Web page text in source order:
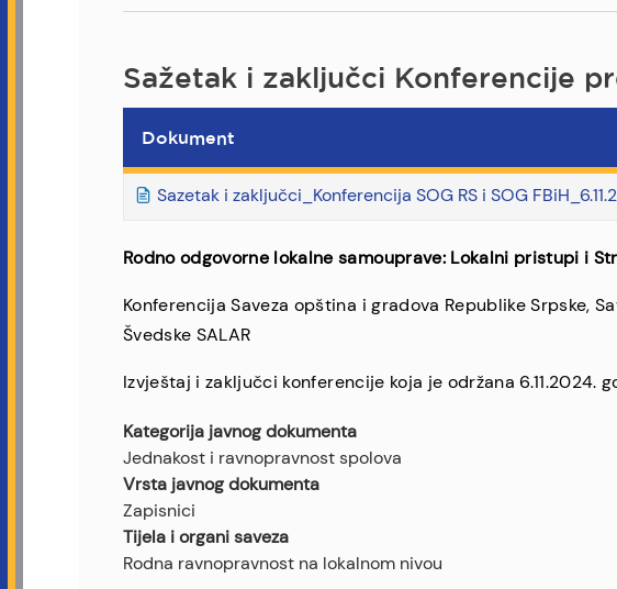
here
Sažetak i zaključci Konferencije
Dokument
Sazetak i zaključci_Konferencija SOG RS i SOG
Rodno odgovorne lokalne samouprave: Lokalni pristupi i
Konferencija Saveza opština i gradova Republike Srpske,
Švedske SALAR
Izvještaj i zaključci konferencije koja je održana 6.11.2024.
Kategorija javnog dokumenta
Jednakost i ravnopravnost spolova
Vrsta javnog dokumenta
Zapisnici
Tijela i organi saveza
Rodna ravnopravnost na lokalnom nivou